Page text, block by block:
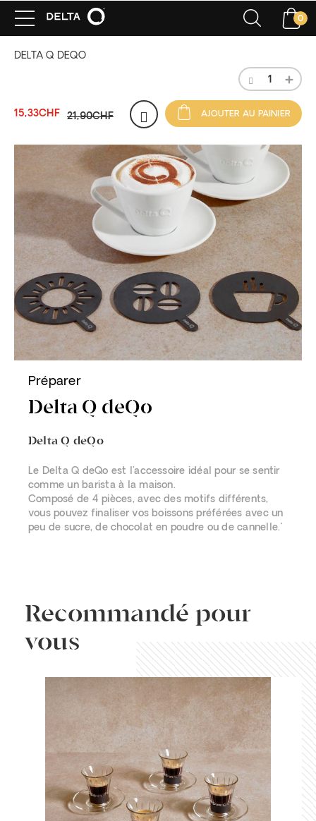
0
DELTA Q DEQO
15,33CHF 21,90CHF AJOUTER AU PAINIER
Préparer
Delta Q deQo
Delta Q deQo
Le Delta Q deQo est l'accessoire idéal pour se sentir
comme un barista à la maison.
Composé de 4 pièces, avec des motifs différents,
vous pouvez finaliser vos boissons préférées avec un
peu de sucre, de chocolat en poudre ou de cannelle."
Recommandé pour
vous